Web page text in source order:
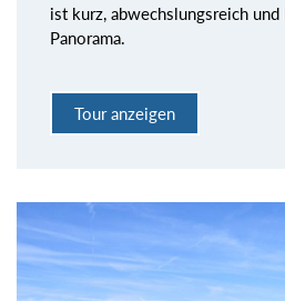
ist kurz, abwechslungsreich
Panorama.
Tour anzeigen